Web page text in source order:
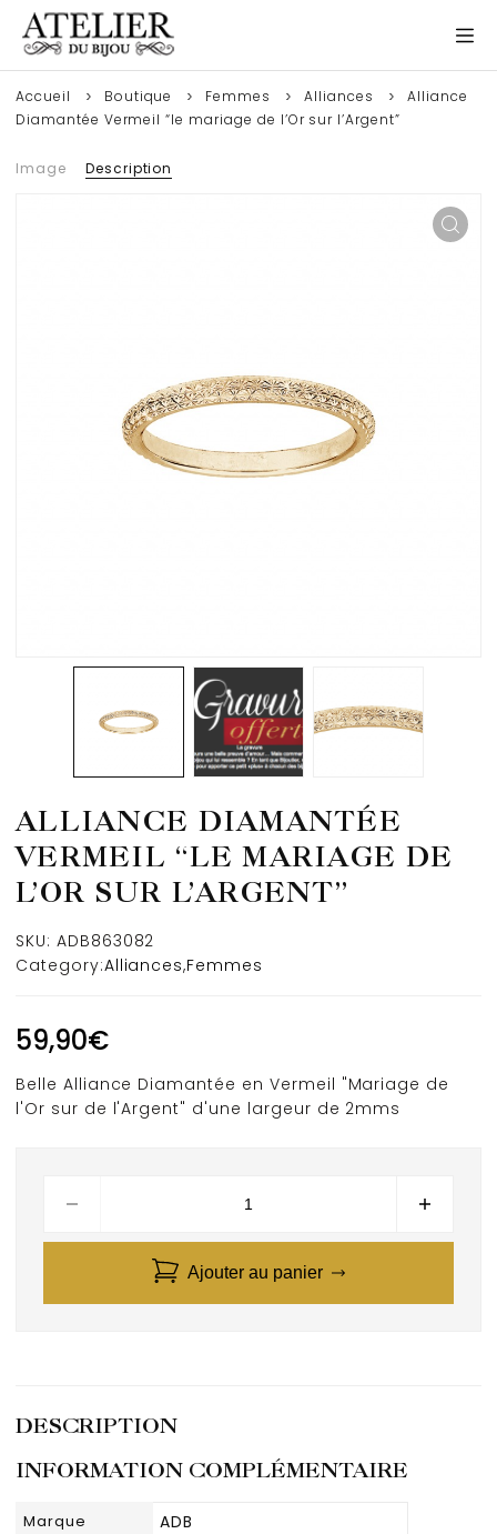
Accueil Boutique Femmes Alliances
Alliance
Diamantée Vermeil “le mariage de l’Or sur l’Argent”
Image Description
ALLIANCE DIAMANTÉE
VERMEIL “LE MARIAGE DE
L’OR SUR L’ARGENT”
SKU: ADB863082
Category:Alliances,Femmes
59,90€
Belle Alliance Diamantée en Vermeil "Mariage de
l'Or sur de l'Argent" d'une largeur de 2mms
Ajouter au panier
DESCRIPTION
INFORMATION COMPLÉMENTAIRE
Marque ADB